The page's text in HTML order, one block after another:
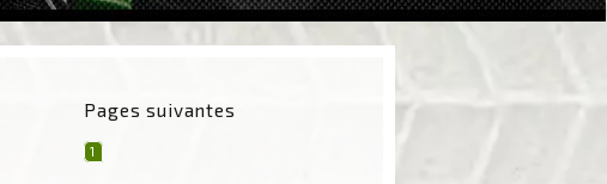
Pages suivantes
1